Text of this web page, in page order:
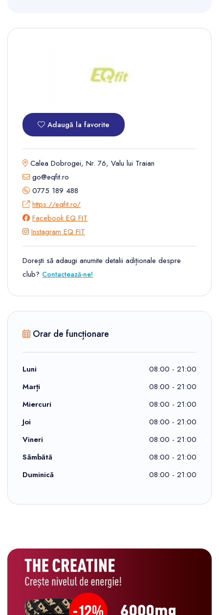
Adaugă la favorite
Calea Dobrogei, Nr. 76, Valu lui Traian
go@eqfit.ro
0775 189 488
https://eqfit.ro/
Facebook EQ FIT
Instagram EQ FIT
Dorești să adaugi anumite detalii adiționale despre
club? Contactează-ne!
Orar de funcționare
Luni
08:00 - 21:00
Marți
08:00 - 21:00
Miercuri
08:00 - 21:00
Joi
08:00 - 21:00
Vineri
08:00 - 21:00
Sâmbătă
08:00 - 21:00
Duminică
08:00 - 21:00